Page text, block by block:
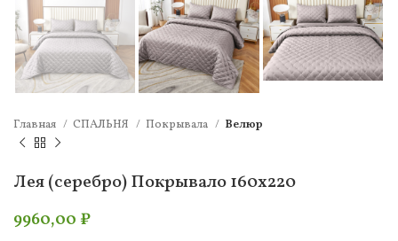
Главная СПАЛЬНЯ Покрывала Велюр
Лея (серебро) Покрывало 160х220
9960,00 ₽